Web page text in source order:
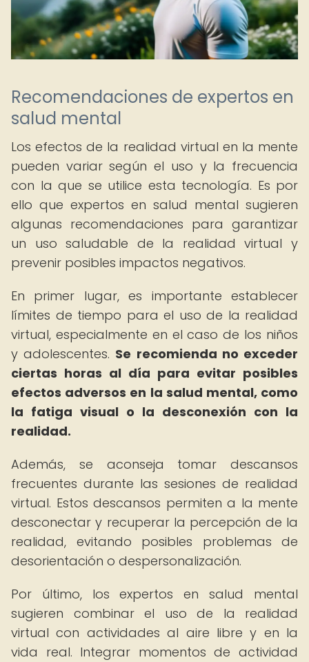
Recomendaciones de expertos en
salud mental
Los efectos de la realidad virtual en la mente
pueden variar según el uso y la frecuencia
con la que se utilice esta tecnología. Es por
ello que expertos en salud mental sugieren
algunas recomendaciones para garantizar
un uso saludable de la realidad virtual y
prevenir posibles impactos negativos.
En primer lugar, es importante establecer
límites de tiempo para el uso de la realidad
virtual, especialmente en el caso de los niños
y adolescentes. Se recomienda no exceder
ciertas horas al día para evitar posibles
efectos adversos en la salud mental, como
la fatiga visual o la desconexión con la
realidad.
Además, se aconseja tomar descansos
frecuentes durante las sesiones de realidad
virtual. Estos descansos permiten a la mente
desconectar y recuperar la percepción de la
realidad, evitando posibles problemas de
desorientación o despersonalización.
Por último, los expertos en salud mental
sugieren combinar el uso de la realidad
virtual con actividades al aire libre y en la
vida real. Integrar momentos de actividad